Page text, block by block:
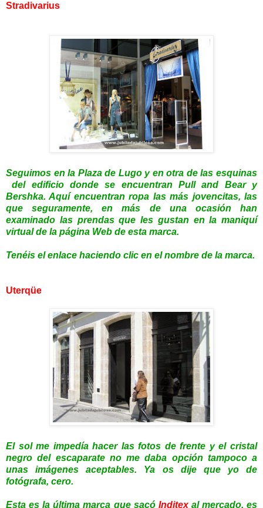
Stradivarius
Seguimos en la Plaza de Lugo y en otra de las esquinas
del edificio donde se encuentran Pull and Bear y
Bershka. Aquí encuentran ropa las más jovencitas, las
que seguramente, en más de una ocasión han
examinado las prendas que les gustan en la maniquí
virtual de la página Web de esta marca.
Tenéis el enlace haciendo clic en el nombre de la marca.
Uterqüe
El sol me impedía hacer las fotos de frente y el cristal
negro del escaparate no me daba opción tampoco a
unas imágenes aceptables. Ya os dije que yo de
fotógrafa, cero.
Esta es la última marca que sacó Inditexal mercado, es